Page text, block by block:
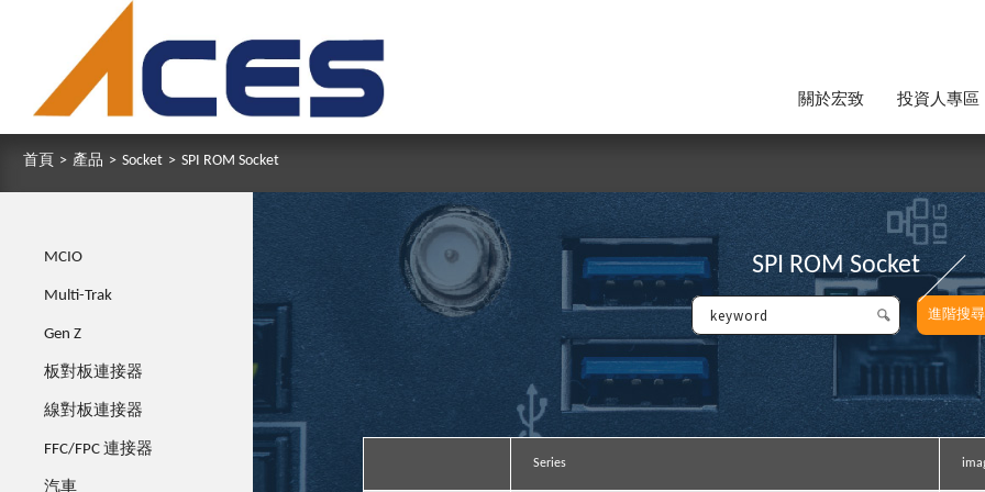
關於宏致 投資人專區
首頁 > 產品 > Socket > SPI ROM Socket
MCIO
Multi-Trak
Gen Z
板對板連接器
線對板連接器
FFC/FPC 連接器
汽車
SPI ROM Socket
進階搜尋
Seriesimage
image
Series